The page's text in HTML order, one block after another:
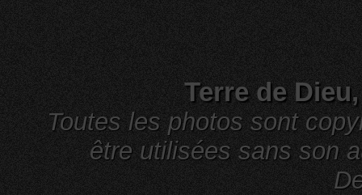
Terre de
Toutes les photos sont
être utilisées sans son